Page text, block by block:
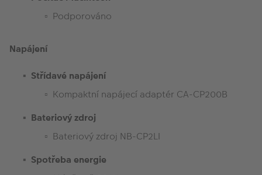
Podporováno
Napájení
Střídavé napájení
Kompaktní napájecí adaptér CA-CP200B
Bateriový zdroj
Bateriový zdroj NB-CP2LI
Spotřeba energie